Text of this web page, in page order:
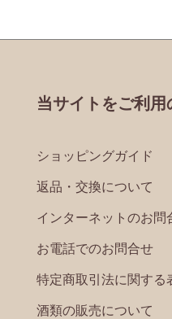
当サイトをご利用
ショッピングガイド
返品・交換について
インターネットのお問
お電話でのお問合せ
特定商取引法に関する
酒類の販売について